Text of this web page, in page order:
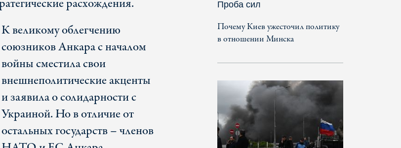
расхождения.
К великому облегчению
союзников Анкара с началом
войны сместила свои
внешнеполитические акценты
и заявила о солидарности с
Украиной. Но в отличие от
остальных государств – членов
Проба сил
Почему Киев ужесточил политику
в отношении Минска